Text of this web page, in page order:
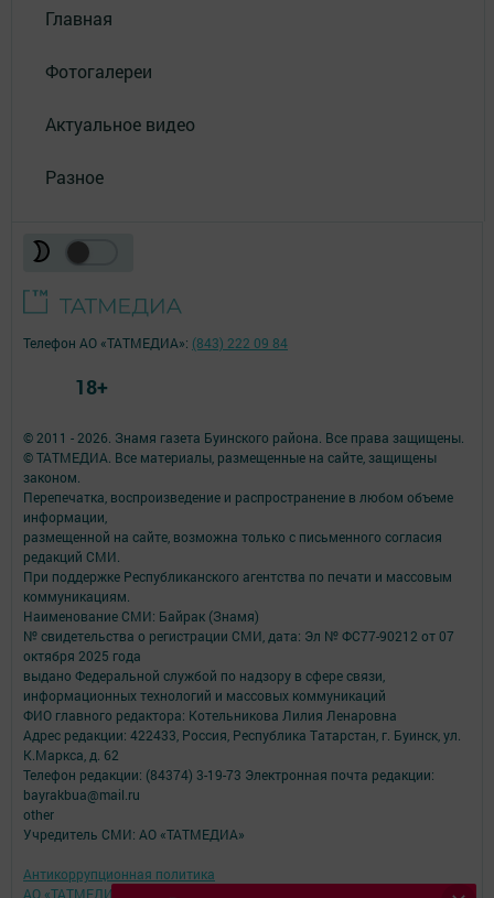
Главная
Фотогалереи
Актуальное видео
Разное
© 2011 - 2026. Знамя газета Буинского района. Все права защищены.
© ТАТМЕДИА. Все материалы, размещенные на сайте, защищены
законом.
Перепечатка, воспроизведение и распространение в любом объеме
информации,
размещенной на сайте, возможна только с письменного согласия
редакций СМИ.
При поддержке Республиканского агентства по печати и массовым
коммуникациям.
Наименование СМИ: Байрак (Знамя)
№ свидетельства о регистрации СМИ, дата: Эл № ФС77-90212 от 07
октября 2025 года
выдано Федеральной службой по надзору в сфере связи,
информационных технологий и массовых коммуникаций
ФИО главного редактора: Котельникова Лилия Ленаровна
Адрес редакции: 422433, Россия, Республика Татарстан, г. Буинск, ул.
К.Маркса, д. 62
Телефон редакции: (84374) 3-19-73 Электронная почта редакции:
bayrakbua@mail.ru
other
Учредитель СМИ: АО «ТАТМЕДИА»
Антикоррупционная политика
АО «ТАТМЕДИА» использует «cookie»
для персонализации сервисов и
Телефон АО «ТАТМЕДИА»: (843) 222 09 84
18+